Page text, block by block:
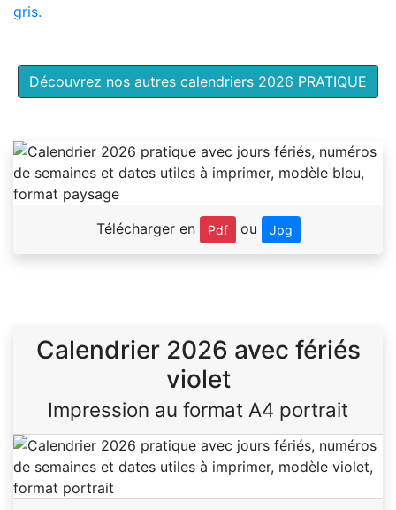
gris.
Découvrez nos autres calendriers 2026 PRATIQUE
Télécharger en Pdf ou Jpg
Calendrier 2026 avec fériés
violet
Impression au format A4 portrait